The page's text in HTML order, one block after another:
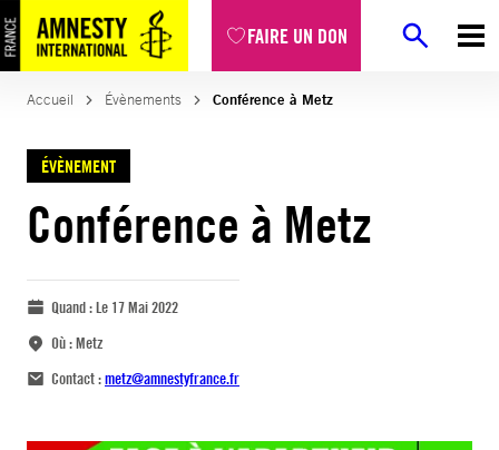
FAIRE UN DON
Accueil Évènements Conférence à Metz
ÉVÈNEMENT
Conférence à Metz
Quand :Le 17 Mai 2022
Où :Metz
Contact :metz@amnestyfrance.fr